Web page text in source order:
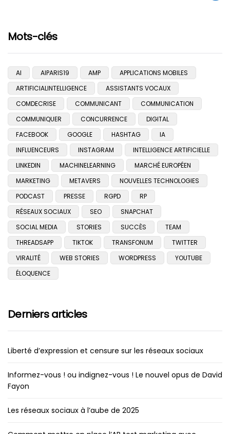
Mots-clés
AI AIPARIS19 AMP
APPLICATIONS MOBILES
ARTIFICIALINTELLIGENCE
ASSISTANTS VOCAUX
COMDECRISE
COMMUNICANT
COMMUNICATION
COMMUNIQUER
CONCURRENCE
DIGITAL
FACEBOOK
GOOGLE HASHTAG
IA
INFLUENCEURS
INSTAGRAM
INTELLIGENCE ARTIFICIELLE
LINKEDIN
MACHINELEARNING
MARCHÉ EUROPÉEN
MARKETING
METAVERS
NOUVELLES TECHNOLOGIES
PODCAST
PRESSE RGPD
RP
RÉSEAUX SOCIAUX
SEO
SNAPCHAT
SOCIAL MEDIA
STORIES SUCCÈS
TEAM
THREADSAPP
TIKTOK TRANSFONUM
TWITTER
VIRALITÉ
WEB STORIES WORDPRESS
YOUTUBE
ÉLOQUENCE
Derniers articles
Liberté d’expression et censure sur les réseaux sociaux
Informez-vous ! ou indignez-vous ! Le nouvel opus de David
Fayon
Les réseaux sociaux à l’aube de 2025